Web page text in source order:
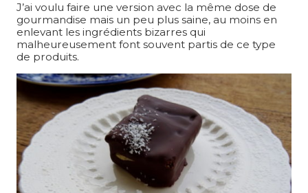
J’ai voulu faire une version avec la même dose de
gourmandise mais un peu plus saine, au moins en
enlevant les ingrédients bizarres qui
malheureusement font souvent partis de ce type
de produits.